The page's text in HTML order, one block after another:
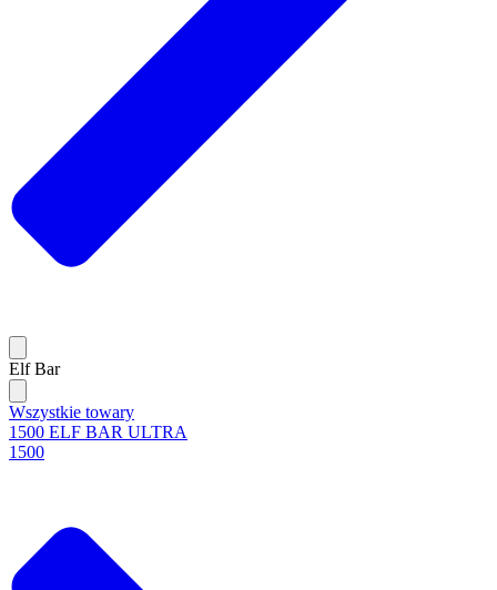
Elf Bar
Wszystkie towary
1500 ELF BAR ULTRA
1500